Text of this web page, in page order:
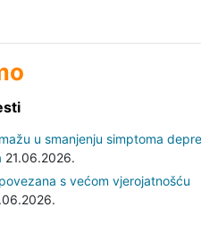
u smanjenju simptoma
21.06.2026.
s većom vjerojatnošću